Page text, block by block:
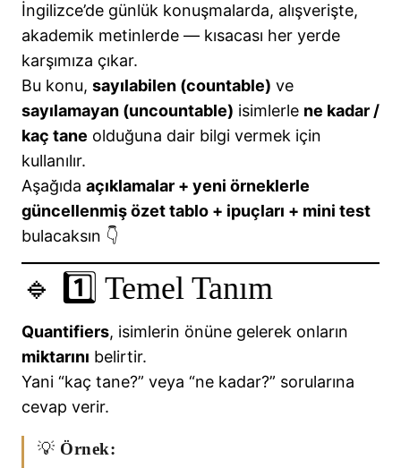
📘 Have got / Has got
📘Irregular Verbs
📘Irregular Verbs
📘MODAL VERBS: CAN, COULD, MAY, MIGHT
📘Have to and Must
🎯 ORDER OF ADJECTIVES
🎯 PAST CONTINUOUS TENSE
🎯 PAST SIMPLE TENSE
📘Would Rather / Would Sooner
📘Prefixes & Suffixes of Adjectives
📘 Pronouns (Zamirler)
İngilizce’de günlük konuşmalarda, alışverişte,
akademik metinlerde — kısacası her yerde
karşımıza çıkar.
Bu konu, sayılabilen (countable) ve
sayılamayan (uncountable) isimlerle ne kadar /
kaç tane olduğuna dair bilgi vermek için
kullanılır.
Aşağıda açıklamalar + yeni örneklerle
güncellenmiş özet tablo + ipuçları + mini test
bulacaksın 👇
🔹 1️⃣ Temel Tanım
Quantifiers, isimlerin önüne gelerek onların
miktarını belirtir.
Yani “kaç tane?” veya “ne kadar?” sorularına
cevap verir.
💡 Örnek: